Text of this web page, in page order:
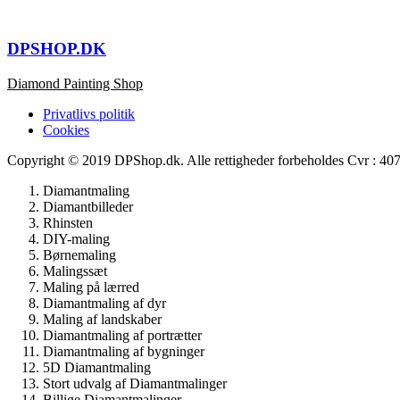
DPSHOP.DK
Diamond Painting Shop
Privatlivs politik
Cookies
Copyright © 2019 DPShop.dk. Alle rettigheder forbeholdes Cvr :
Diamantmaling
Diamantbilleder
Rhinsten
DIY-maling
Børnemaling
Malingssæt
Maling på lærred
Diamantmaling af dyr
Maling af landskaber
Diamantmaling af portrætter
Diamantmaling af bygninger
5D Diamantmaling
Stort udvalg af Diamantmalinger